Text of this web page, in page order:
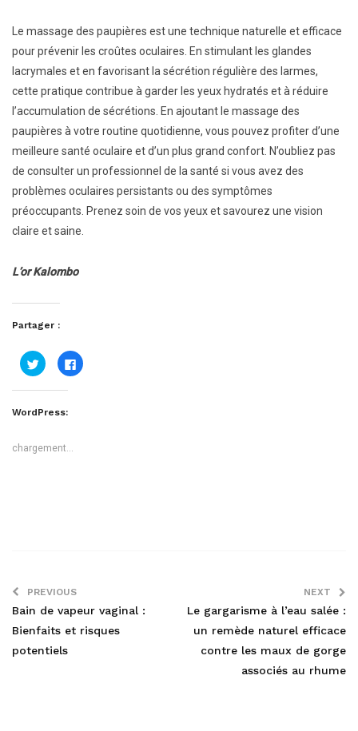
Le massage des paupières est une technique naturelle et efficace
pour prévenir les croûtes oculaires. En stimulant les glandes
lacrymales et en favorisant la sécrétion régulière des larmes,
cette pratique contribue à garder les yeux hydratés et à réduire
l’accumulation de sécrétions. En ajoutant le massage des
paupières à votre routine quotidienne, vous pouvez profiter d’une
meilleure santé oculaire et d’un plus grand confort. N’oubliez pas
de consulter un professionnel de la santé si vous avez des
problèmes oculaires persistants ou des symptômes
préoccupants. Prenez soin de vos yeux et savourez une vision
claire et saine.
L’or Kalombo
Partager :
Cliquez
pour
partager
sur
dans
une
Cliquez
pour
WordPress:
chargement…
PREVIOUS
Bain de vapeur vaginal :
Bienfaits et risques
potentiels
NEXT
Le gargarisme à l’eau salée :
un remède naturel efficace
contre les maux de gorge
associés au rhume